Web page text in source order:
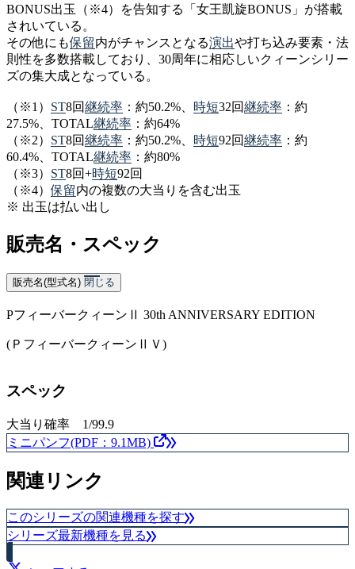
BONUS出玉（※4）を告知する「女王凱旋BONUS」が搭載
されいている。
その他にも保留内がチャンスとなる演出や打ち込み要素・法
則性を多数搭載しており、30周年に相応しいクィーンシリー
ズの集大成となっている。
（※1） ST8回継続率 ：約50.2%、 時短32回継続率 ：約
27.5%、TOTAL継続率 ：約64%
（※2） ST8回継続率 ：約50.2%、 時短92回継続率 ：約
60.4%、TOTAL継続率 ：約80%
（※3） ST8回+時短92回
（※4） 保留内の複数の大当りを含む出玉
※ 出玉は払い出し
販売名・スペック
販売名(型式名) 閉じる
PフィーバークィーンⅡ 30th ANNIVERSARY EDITION
(ＰフィーバークィーンⅡＶ)
スペック
大当り確率 1/99.9
ミニパンフ(PDF：9.1MB)
関連リンク
このシリーズの関連機種を探す
シリーズ最新機種を見る